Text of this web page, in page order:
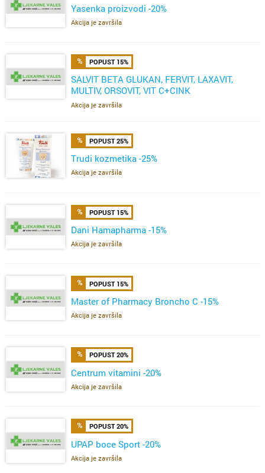
Yasenka proizvodi -20%
Akcija je završila
POPUST 15%
SALVIT BETA GLUKAN, FERVIT, LAXAVIT,
MULTIV, ORSOVIT, VIT C+CINK
ŽELE,FERVIT,OMEGA
Akcija je završila
POPUST 25%
Trudi kozmetika -25%
Akcija je završila
POPUST 15%
Dani Hamapharma -15%
Akcija je završila
POPUST 15%
Master of Pharmacy Broncho C -15%
Akcija je završila
POPUST 20%
Centrum vitamini -20%
Akcija je završila
POPUST 20%
UPAP boce Sport -20%
Akcija je završila